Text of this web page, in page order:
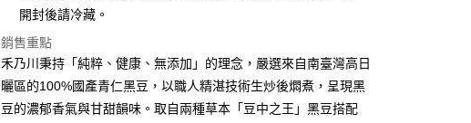
ATM付款
運送方式
宅配
開封後請冷藏。
銷售重點
禾乃川秉持「純粹、健康、無添加」的理念，嚴選來自南臺灣高日
曬區的100%國產青仁黑豆，以職人精湛技術生炒後燜煮，呈現黑
豆的濃郁香氣與甘甜韻味。取自兩種草本「豆中之王」黑豆搭配